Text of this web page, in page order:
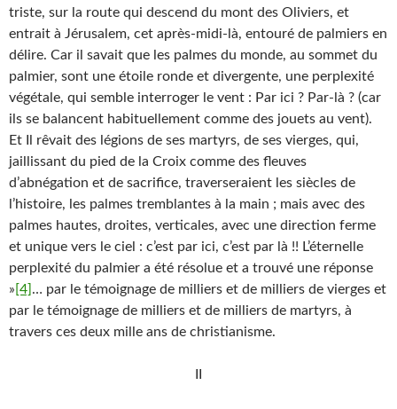
triste, sur la route qui descend du mont des Oliviers, et
entrait à Jérusalem, cet après-midi-là, entouré de palmiers en
délire. Car il savait que les palmes du monde, au sommet du
palmier, sont une étoile ronde et divergente, une perplexité
végétale, qui semble interroger le vent : Par ici ? Par-là ? (car
ils se balancent habituellement comme des jouets au vent).
Et Il rêvait des légions de ses martyrs, de ses vierges, qui,
jaillissant du pied de la Croix comme des fleuves
d’abnégation et de sacrifice, traverseraient les siècles de
l’histoire, les palmes tremblantes à la main ; mais avec des
palmes hautes, droites, verticales, avec une direction ferme
et unique vers le ciel : c’est par ici, c’est par là !! L’éternelle
perplexité du palmier a été résolue et a trouvé une réponse
» [4] … par le témoignage de milliers et de milliers de vierges et
par le témoignage de milliers et de milliers de martyrs, à
travers ces deux mille ans de christianisme.